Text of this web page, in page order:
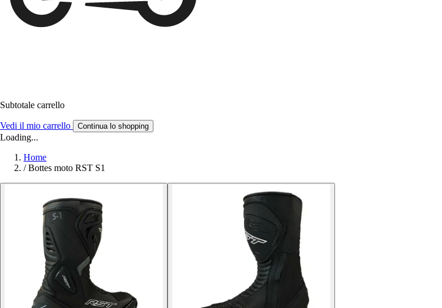
Subtotale carrello
Vedi il mio carrello Continua lo shopping
Loading...
Home
/ Bottes moto RST S1